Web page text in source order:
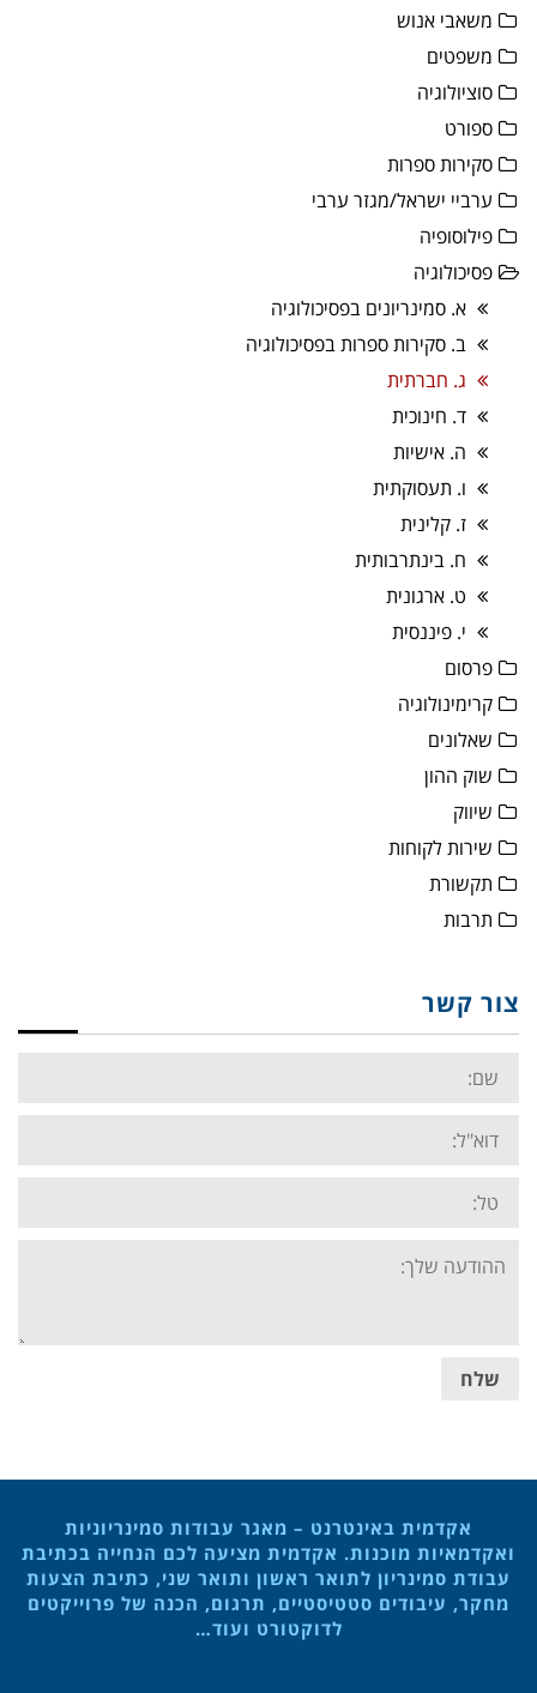
משאבי אנוש
משפטים
סוציולוגיה
ספורט
סקירות ספרות
ערביי ישראל/מגזר ערבי
פילוסופיה
פסיכולוגיה
א. סמינריונים בפסיכולוגיה
ב. סקירות ספרות בפסיכולוגיה
ג. חברתית
ד. חינוכית
ה. אישיות
ו. תעסוקתית
ז. קלינית
ח. בינתרבותית
ט. ארגונית
י. פיננסית
פרסום
קרימינולוגיה
שאלונים
שוק ההון
שיווק
שירות לקוחות
תקשורת
תרבות
צור קשר
Name:
Email:
Tel:
Your
message:
שלח
אקדמית באינטרנט – מאגר עבודות סמינריוניות
ואקדמאיות מוכנות. אקדמית מציעה לכם הנחייה בכתיבת
עבודת סמינריון לתואר ראשון ותואר שני, כתיבת הצעות
מחקר, עיבודים סטטיסטיים, תרגום, הכנה של פרוייקטים
לדוקטורט ועוד…